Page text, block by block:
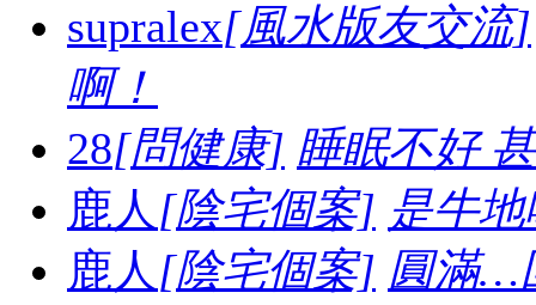
supralex[風水版友交流]
啊！
28[問健康] 睡眠不好
鹿人 [陰宅個案] 是牛
鹿人 [陰宅個案] 圓滿…